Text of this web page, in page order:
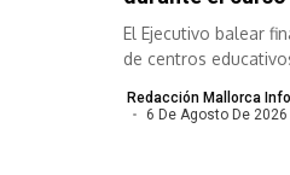
El Ejecutivo balear
de centros
Redacción Mallorca
6 De Agosto De 2026